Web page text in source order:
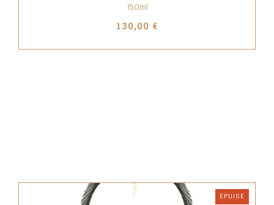
150ml
130,00 €
ÉPUISÉ